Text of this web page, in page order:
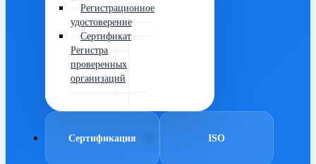
Регистрационное
удостоверение
Сертификат
Регистра
проверенных
организаций
Сертификация ISO